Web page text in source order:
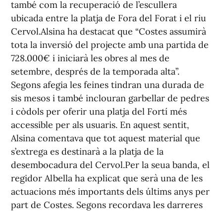
també com la recuperació de l’escullera
ubicada entre la platja de Fora del Forat i el riu
Cervol.Alsina ha destacat que “Costes assumirà
tota la inversió del projecte amb una partida de
728.000€ i iniciarà les obres al mes de
setembre, després de la temporada alta”.
Segons afegia les feines tindran una durada de
sis mesos i també inclouran garbellar de pedres
i còdols per oferir una platja del Fortí més
accessible per als usuaris. En aquest sentit,
Alsina comentava que tot aquest material que
s’extrega es destinarà a la platja de la
desembocadura del Cervol.Per la seua banda, el
regidor Albella ha explicat que serà una de les
actuacions més importants dels últims anys per
part de Costes. Segons recordava les darreres